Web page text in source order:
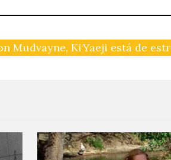
Mudvayne, Kittie, Static X y
Yaeji está de